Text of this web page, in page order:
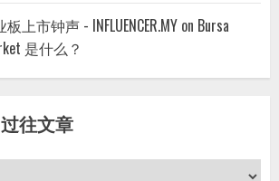
上市钟声 - INFLUENCER.MY on Bursa
是什么？
往文章